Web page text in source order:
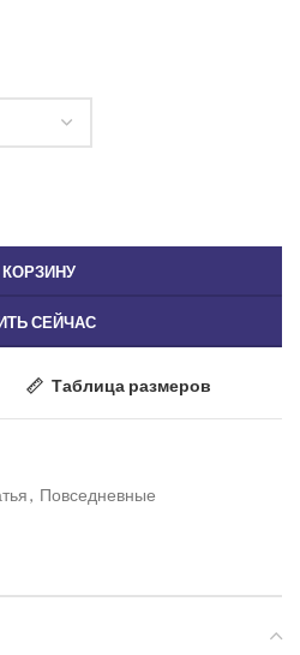
КОРЗИНУ
СЕЙЧАС
Таблица размеров
, Повседневные